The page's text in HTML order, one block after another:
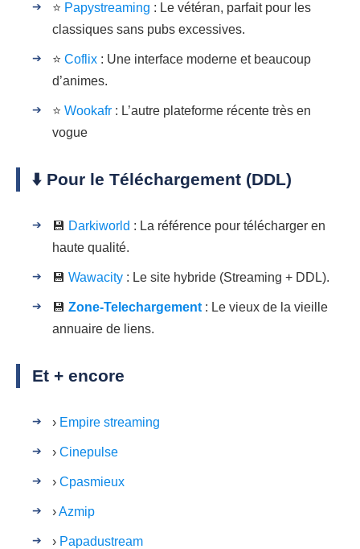
⭐ Papystreaming : Le vétéran, parfait pour les
classiques sans pubs excessives.
⭐ Coflix : Une interface moderne et beaucoup
d’animes.
⭐ Wookafr : L’autre plateforme récente très en
vogue
⬇️ Pour le Téléchargement (DDL)
💾 Darkiworld : La référence pour télécharger en
haute qualité.
💾 Wawacity : Le site hybride (Streaming + DDL).
💾 Zone-Telechargement : Le vieux de la vieille
annuaire de liens.
Et + encore
› Empire streaming
› Cinepulse
› Cpasmieux
›Azmip
› Papadustream